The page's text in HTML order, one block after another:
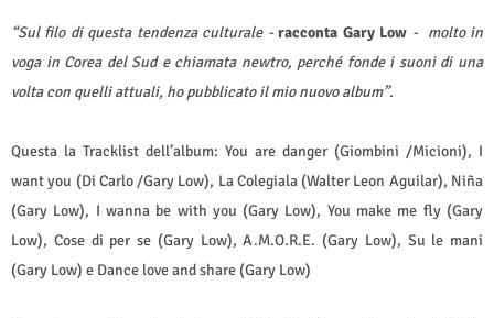
“Sul filo di questa tendenza culturale -racconta Gary Low - molto in
voga in Corea del Sud e chiamata newtro, perché fonde i suoni di una
volta con quelli attuali, ho pubblicato il mio nuovo album”.
Questa la Tracklist dell’album: You are danger (Giombini /Micioni), I
want you (Di Carlo /Gary Low), La Colegiala (Walter Leon Aguilar), Niña
(Gary Low), I wanna be with you (Gary Low), You make me fly (Gary
Low), Cose di per se (Gary Low), A.M.O.R.E. (Gary Low), Su le mani
(Gary Low) e Dance love and share (Gary Low)